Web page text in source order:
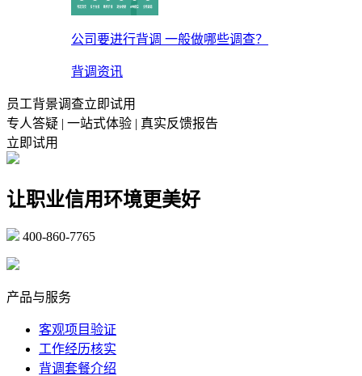
公司要进行背调 一般做哪些调查？
背调资讯
员工背景调查立即试用
专人答疑 | 一站式体验 | 真实反馈报告
立即试用
让职业信用环境更美好
400-860-7765
产品与服务
客观项目验证
工作经历核实
背调套餐介绍